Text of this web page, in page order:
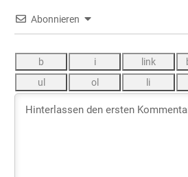
Abonnieren